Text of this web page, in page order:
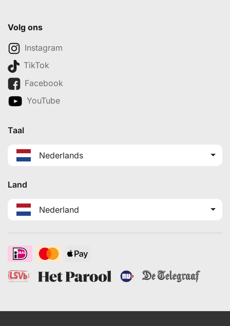
Volg ons
Instagram
TikTok
Facebook
YouTube
Taal
Nederlands
Land
Nederland